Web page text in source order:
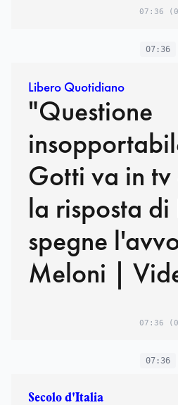
07:36
07:36
Libero Quotidiano
"Questione
Gotti va in
la risposta
spegne
Meloni |
07:36
07:36
Secolo d'Italia